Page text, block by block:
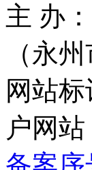
主 办
（永
网站
户网站